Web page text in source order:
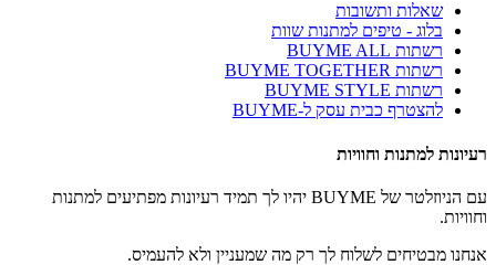
שאלות ותשובות
בלוג - טיפים למתנות שוות
רשתות BUYME ALL
רשתות BUYME TOGETHER
רשתות BUYME STYLE
להצטרף כבית עסק ל-BUYME
רעיונות למתנות וחוויות
עם הניוזלטר של BUYME יהיו לך תמיד רעיונות מפתיעים למתנות
וחוויות.
אנחנו מבטיחים לשלוח לך רק מה שמעניין ולא להעמיס.